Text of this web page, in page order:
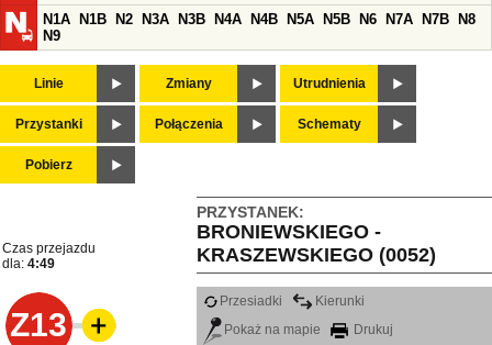
N1A
N1B N2 N3A N3B N4A N4B N5A N5B N6 N7A N7B
N8
N9
Linie Zmiany Utrudnienia
Przystanki Połączenia Schematy
Pobierz
PRZYSTANEK:
BRONIEWSKIEGO -
KRASZEWSKIEGO (0052)
Czas przejazdu
dla: 4:49
Z13
Przesiadki
Kierunki
Pokaż na mapie
Drukuj